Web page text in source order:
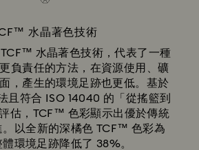
水晶著色技術
水晶著色技術，代表了一種
負責任的方法，在資源使用、礦
，產生的環境足跡也更低。基於
且符合 ISO 14040 的「從搖籃到
估，TCF™ 色彩顯示出優於傳統
。以全新的深橘色 TCF™ 色彩為
環境足跡降低了 38%。